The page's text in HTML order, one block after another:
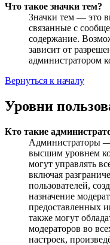
Что такое значки тем?
Значки тем — это
связанные с
содержание.
зависит от
администратором
Вернуться к началу
Уровни
Кто такие
Администраторы —
высшим уровнем
могут управлять
включая
пользователей,
назначение
предоставленных
также могут
модераторов во
настроек,